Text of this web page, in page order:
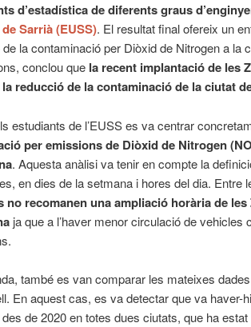
d’estadística de diferents graus
Sarrià (EUSS). El resultat final ofereix un
de la contaminació per Diòxid de Nitrogen a la
conclou que la recent implantació de les
reducció de la contaminació de la ciutat
estudiants de l’EUSS es va centrar
per emissions de Diòxid de Nitrogen
. Aquesta anàlisi va tenir en compte la
en dies de la setmana i hores del dia. Entre
no recomanen una ampliació horària de
ja que a l’haver menor circulació de vehicles
també es van comparar les mateixes
En aquest cas, es va detectar que va haver-
de 2020 en totes dues ciutats, que ha